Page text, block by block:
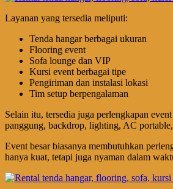
Layanan yang tersedia meliputi:
Tenda hangar berbagai ukuran
Flooring event
Sofa lounge dan VIP
Kursi event berbagai tipe
Pengiriman dan instalasi lokasi
Tim setup berpengalaman
Selain itu, tersedia juga perlengkapan
panggung, backdrop, lighting, AC
Event besar biasanya membutuhkan
hanya kuat, tetapi juga nyaman dalam